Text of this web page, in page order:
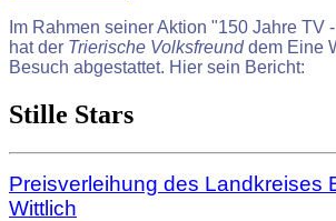
Im Rahmen seiner Aktion "150 Jahre TV
hat der Trierische Volksfreunddem Eine
Besuch abgestattet. Hier sein Bericht:
Stille Stars
Preisverleihung des Landkreises
Wittlich